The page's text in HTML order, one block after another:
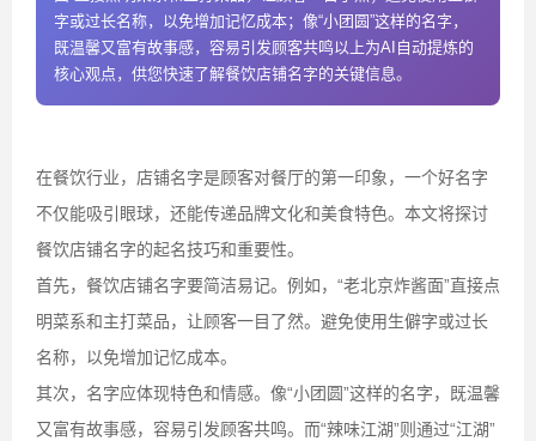
字或过长名称，以免增加记忆成本；像“小团圆”这样的名字，
既温馨又富有故事感，容易引发顾客共鸣以上为AI自动提炼的
核心观点，供您快速了解餐饮店铺名字的关键信息。
在餐饮行业，店铺名字是顾客对餐厅的第一印象，一个好名字
不仅能吸引眼球，还能传递品牌文化和美食特色。本文将探讨
餐饮店铺名字的起名技巧和重要性。
首先，餐饮店铺名字要简洁易记。例如，“老北京炸酱面”直接点
明菜系和主打菜品，让顾客一目了然。避免使用生僻字或过长
名称，以免增加记忆成本。
其次，名字应体现特色和情感。像“小团圆”这样的名字，既温馨
又富有故事感，容易引发顾客共鸣。而“辣味江湖”则通过“江湖”